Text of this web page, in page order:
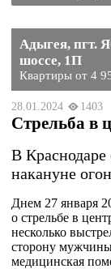
Адыгея, пгт.
шоссе, 1П
Квартиры от 4
28.01.2024 1403
Стрельба в
В Краснодаре
накануне
Днем 27 января
о стрельбе в
несколько
сторону
медицинская